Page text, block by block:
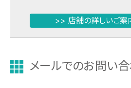
>> 店舗の詳しいご案
メールでのお問い